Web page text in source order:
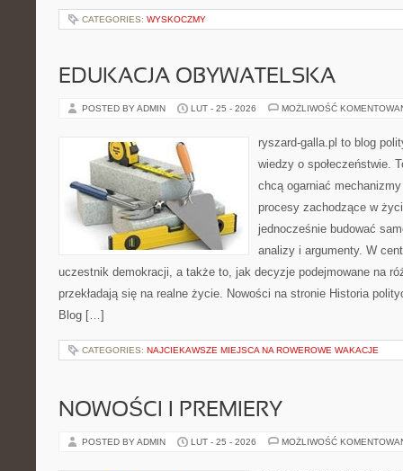
CATEGORIES: WYSKOCZMY
EDUKACJA OBYWATELSKA
POSTED BY ADMIN LUT - 25 - 2026 MOŻLIWOŚĆ
ryszard-galla.pl to blog
wiedzy o społeczeństwie.
chcą ogarniać
procesy zachodzące w
jednocześnie budować
analizy i argumenty. W
uczestnik demokracji, a także to, jak decyzje podejmowane na
przekładają się na realne życie. Nowości na stronie Historia
Blog […]
CATEGORIES: NAJCIEKAWSZE MIEJSCA NA ROWEROWE WAKACJE
NOWOŚCI I PREMIERY
POSTED BY ADMIN LUT - 25 - 2026 MOŻLIWOŚĆ